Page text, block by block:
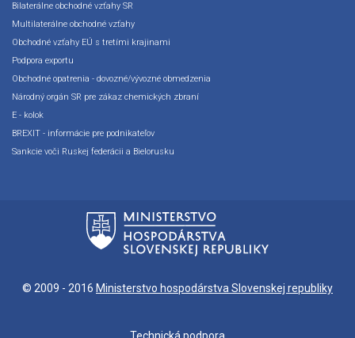
Bilaterálne obchodné vzťahy SR
Multilaterálne obchodné vzťahy
Obchodné vzťahy EÚ s tretími krajinami
Podpora exportu
Obchodné opatrenia - dovozné/vývozné obmedzenia
Národný orgán SR pre zákaz chemických zbraní
E - kolok
BREXIT - informácie pre podnikateľov
Sankcie voči Ruskej federácii a Bielorusku
© 2009 - 2016 Ministerstvo hospodárstva Slovenskej republiky